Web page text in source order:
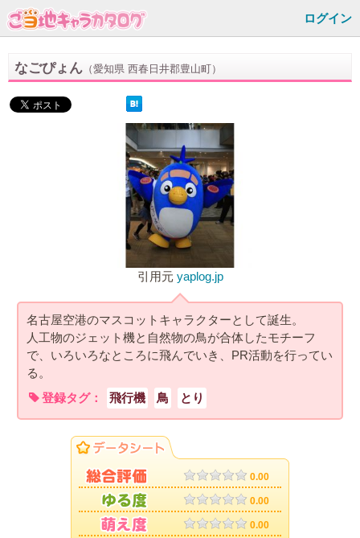
ログイン
なごぴょん （愛知県 西春日井郡豊山町）
引用元 yaplog.jp
名古屋空港のマスコットキャラクターとして誕生。
人工物のジェット機と自然物の鳥が合体したモチーフ
で、いろいろなところに飛んでいき、PR活動を行ってい
る。
登録タグ：
飛行機 鳥 とり
0.00
0.00
0.00